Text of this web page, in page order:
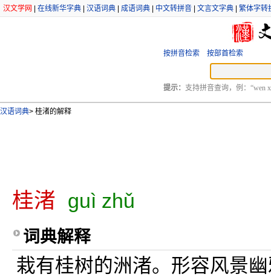
汉文学网 在线新华字典 汉语词典 成语词典 中文转拼音 文言文字典 繁体字转
按拼音检索 按部首检索
提示： 支持拼音查询，例：“wen
汉语词典> 桂渚的解释
桂渚 guì zhǔ
词典解释
栽有桂树的洲渚。形容风景